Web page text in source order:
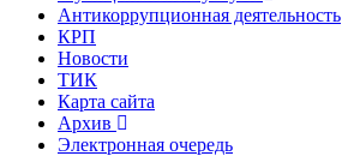
Антикоррупционная деятельность
КРП
Новости
ТИК
Карта сайта
Архив
Электронная очередь